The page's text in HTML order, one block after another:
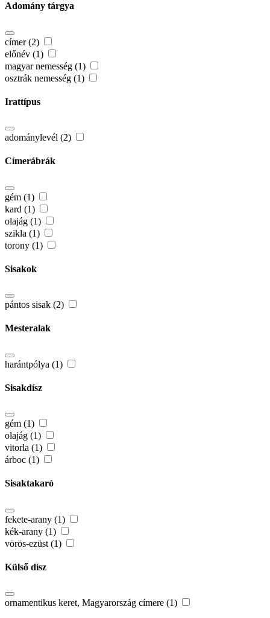
Adomány tárgya
címer (2)
előnév (1)
magyar nemesség (1)
osztrák nemesség (1)
Irattípus
adománylevél (2)
Címerábrák
gém (1)
kard (1)
olajág (1)
szikla (1)
torony (1)
Sisakok
pántos sisak (2)
Mesteralak
harántpólya (1)
Sisakdísz
gém (1)
olajág (1)
vitorla (1)
árboc (1)
Sisaktakaró
fekete-arany (1)
kék-arany (1)
vörös-ezüst (1)
Külső dísz
ornamentikus keret, Magyarország címere (1)